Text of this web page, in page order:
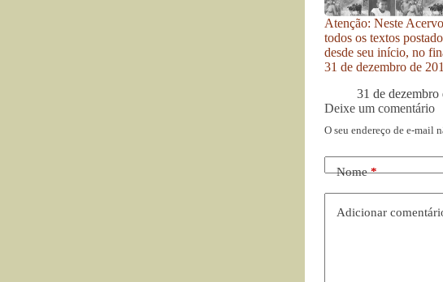
Atenção: Neste
todos os textos
desde seu início, no
31 de dezembro de
31 de dezembro
Deixe um comentário
O seu endereço de e-mail
Nome*
Adicionar